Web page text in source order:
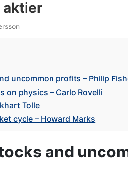
aktier
uncommon profits – Philip
on physics – Carlo Rovelli
Tolle
cycle – Howard Marks
and